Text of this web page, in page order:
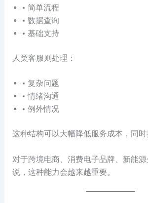
• 简单流程
• 数据查询
• 基础支持
人类客服则处理：
• 复杂问题
• 情绪沟通
• 例外情况
这种结构可以大幅降低服务成本，同时
对于跨境电商、消费电子品牌、新能
说，这种能力会越来越重要。